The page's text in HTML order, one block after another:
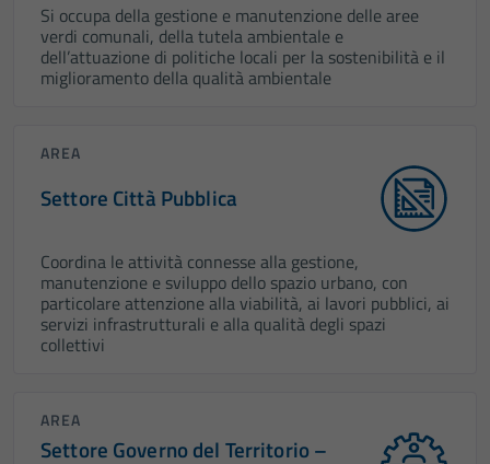
Si occupa della gestione e manutenzione delle aree
verdi comunali, della tutela ambientale e
dell’attuazione di politiche locali per la sostenibilità e il
miglioramento della qualità ambientale
AREA
Settore Città Pubblica
Coordina le attività connesse alla gestione,
manutenzione e sviluppo dello spazio urbano, con
particolare attenzione alla viabilità, ai lavori pubblici, ai
servizi infrastrutturali e alla qualità degli spazi
collettivi
AREA
Settore Governo del Territorio –